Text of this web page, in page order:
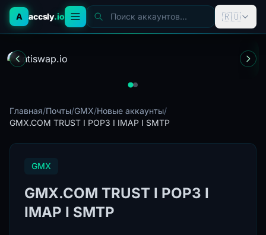
A accsly.io Поиск аккаунтов... 🇷🇺
Главная/Почты/GMX/Новые аккаунты/
GMX.COM TRUST I POP3 I IMAP I SMTP
GMX
GMX.COM TRUST I POP3 I
IMAP I SMTP